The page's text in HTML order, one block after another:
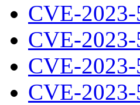
CVE-
CVE-
CVE-
CVE-